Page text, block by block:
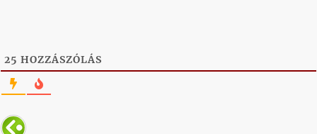
25 HOZZÁSZÓLÁS